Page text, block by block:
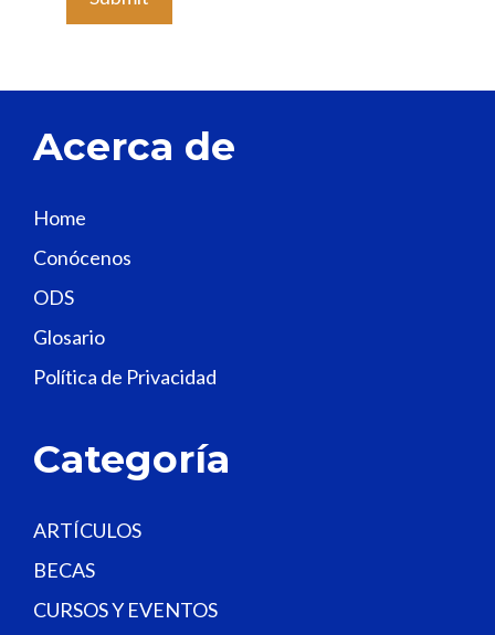
a
h
f
i
e
d
b
n
.
Acerca de
Home
Conócenos
ODS
Glosario
Política de Privacidad
Categoría
ARTÍCULOS
BECAS
CURSOS Y EVENTOS